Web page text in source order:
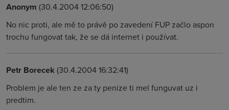
Anonym (30.4.2004 12:06:50)
No nic proti, ale mě to právě po zavedení FUP začlo aspon
trochu fungovat tak, že se dá internet i používat.
Petr Borecek (30.4.2004 16:32:41)
Problem je ale ten ze za ty penize ti mel funguvat uz i
predtim.